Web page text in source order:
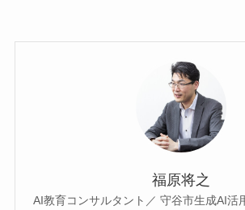
福原将之
AI教育コンサルタント／ 守谷市生成AI活